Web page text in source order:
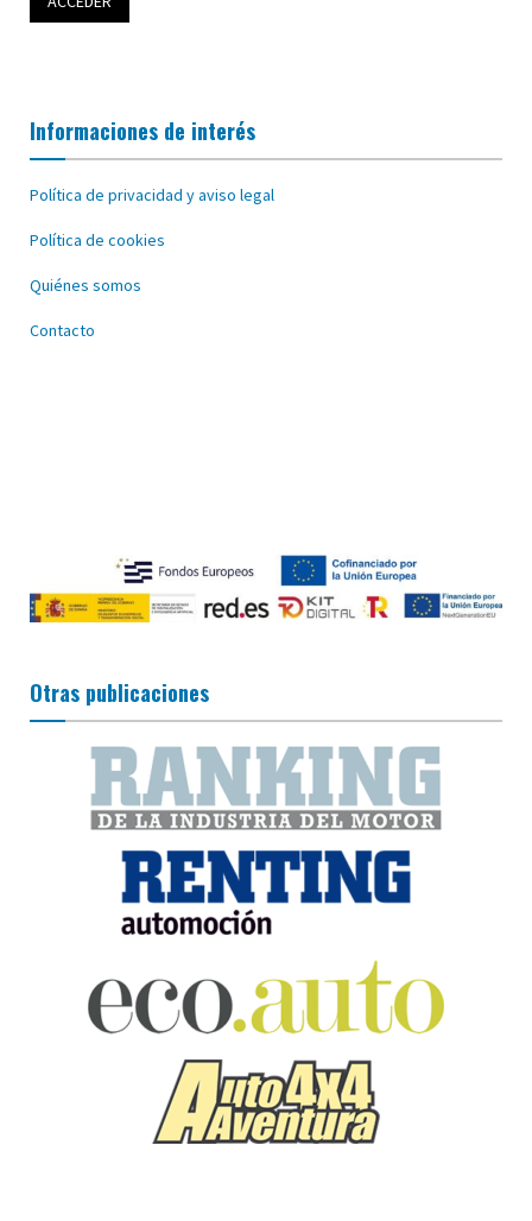
Informaciones de interés
Política de privacidad y aviso legal
Política de cookies
Quiénes somos
Contacto
Otras publicaciones